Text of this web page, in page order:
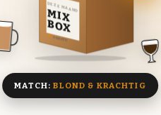
DEZE MAAND
MIX
BOX
8 BIEREN
MATCH:BLOND & KRACHTIG